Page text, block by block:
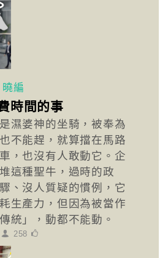
曉編
時間的事
濕婆神的坐騎，被奉為
不能趕，就算擋在馬路
，也沒有人敢動它。企
這種聖牛，過時的政
、沒人質疑的慣例，它
生產力，但因為被當作
統」，動都不能動。
258